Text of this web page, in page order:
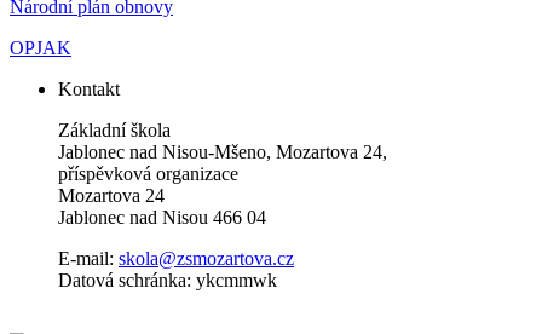
Národní plán obnovy
OPJAK
Kontakt
Základní škola
Jablonec nad Nisou-Mšeno, Mozartova 24,
příspěvková organizace
Mozartova 24
Jablonec nad Nisou 466 04
E-mail: skola@zsmozartova.cz
Datová schránka: ykcmmwk